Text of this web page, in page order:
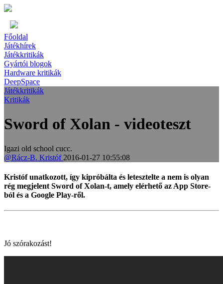
Főoldal
Játékhírek
Játékkritikák
Gyártói blogok
Hardware kritikák
DeepSpace
Játékkritikák
Kritikák
Sword of Xolan - videoteszt
Igazi old school cucc.
@Rácz-B. Kristóf 2016-01-27 10:55:08
Kristóf unatkozott, így kipróbálta és letesztelte a nem is olyan
rég megjelent Sword of Xolan-t, amely elérhető az App Store-
ból és a Google Play-ről.
Jó szórakozást!